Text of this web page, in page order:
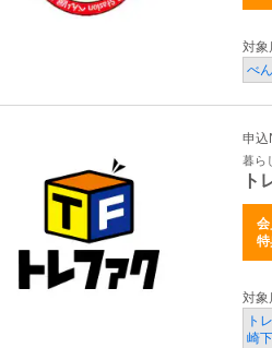
対象
べ
申
暮ら
ト
会
対象
ト
崎